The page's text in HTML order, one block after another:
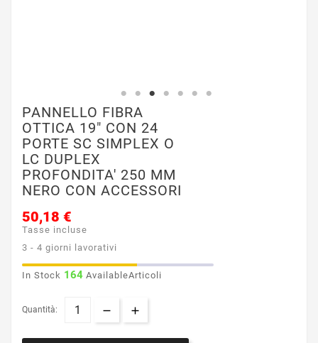
PANNELLO FIBRA
OTTICA 19" CON 24
PORTE SC SIMPLEX O
LC DUPLEX
PROFONDITA' 250 MM
NERO CON ACCESSORI
50,18 €
Tasse incluse
3 - 4 giorni lavorativi
In Stock 164 AvailableArticoli
Quantità: